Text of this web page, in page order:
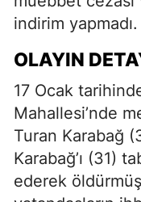
indirim yapmadı.
OLAYIN
17 Ocak
Mahallesi’nde
Turan Karabağ
Karabağ’ı (31)
ederek